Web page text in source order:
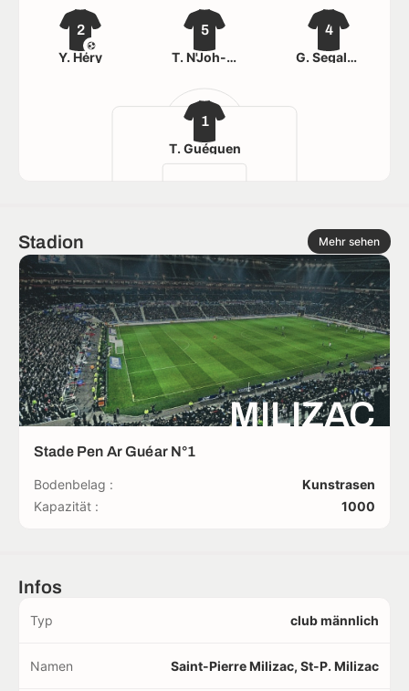
1
T. Guéguen
2
Y. Héry
5
T. N'Joh-Eboa
4
G. Segalen
Stadion Mehr sehen
MILIZAC
Stade Pen Ar Guéar N°1
Bodenbelag :
Kunstrasen
Kapazität :
1000
Infos
Typ club männlich
Namen Saint-Pierre Milizac, St-P. Milizac